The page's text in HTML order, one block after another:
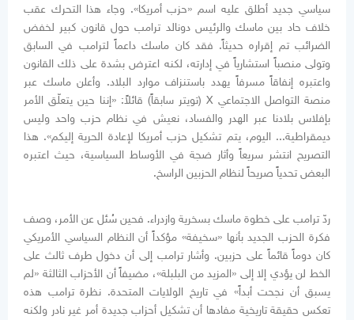
سياسي جديد أطلق عليه اسم «حزب أمريكا». وجاء هذا التحرك عقب
خلاف حاد بين ماسك والرئيس دونالد ترامب حول قانون كبير لخفض
الضرائب تم إقراره حديثاً. فقد كان ماسك داعماً لترامب في السابق
وتولى منصباً استشارياً في إدارته، لكنه اعترض بشدة على ذلك القانون
واعتبره إنفاقاً مسرفاً يهدد باستنزاف موارد البلاد. وأعلن ماسك عبر
منصة التواصل الاجتماعي X (تويتر سابقاً) قائلاً: «إننا حين يتعلّق الأمر
بإفلاس بلادنا عبر الهدر والفساد، نعيش في نظام حزب واحد وليس
ديمقراطية... اليوم، يتم تشكيل حزب أمريكا لإعادة الحرية إليكم». هذا
التصريح انتشر سريعاً وأثار ضجة في الأوساط السياسية، حيث اعتبره
البعض تحدياً صريحاً لنظام الحزبين الراسخ.
ردّ ترامب على خطوة ماسك بسخرية وازدراء. فحين سُئل عن الأمر، وصف
فكرة الحزب الجديد بأنها «سخيفة» مؤكداً أن النظام السياسي الأمريكي
كان دوماً قائماً على حزبين. وأشار ترامب إلى أن دخول طرف ثالث على
الخط لن يؤدي إلا إلى «المزيد من البلبلة»، مضيفاً أن الأحزاب الثالثة «لم
يسبق أن نجحت أبداً» في تاريخ الولايات المتحدة. نظرة ترامب هذه
تعكس حقيقة تاريخية مفادها أن تشكيل أحزاب جديدة أمر غير نادر ولكنه